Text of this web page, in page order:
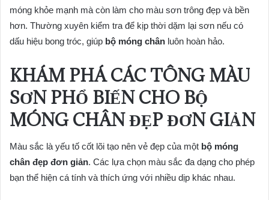
móng khỏe mạnh mà còn làm cho màu sơn trông đẹp và bền
hơn. Thường xuyên kiểm tra để kịp thời dặm lại sơn nếu có
dấu hiệu bong tróc, giúp bộ móng chân luôn hoàn hảo.
KHÁM PHÁ CÁC TÔNG MÀU
SƠN PHỔ BIẾN CHO BỘ
MÓNG CHÂN ĐẸP ĐƠN GIẢN
Màu sắc là yếu tố cốt lõi tạo nên vẻ đẹp của một bộ móng
chân đẹp đơn giản. Các lựa chọn màu sắc đa dạng cho phép
bạn thể hiện cá tính và thích ứng với nhiều dịp khác nhau.